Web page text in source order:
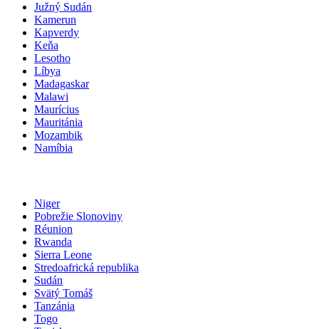
Južný Sudán
Kamerun
Kapverdy
Keňa
Lesotho
Líbya
Madagaskar
Malawi
Maurícius
Mauritánia
Mozambik
Namíbia
Niger
Pobrežie Slonoviny
Réunion
Rwanda
Sierra Leone
Stredoafrická republika
Sudán
Svätý Tomáš
Tanzánia
Togo